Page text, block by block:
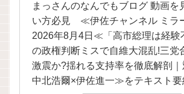
まっさんのなんでもブログ 動画を
い方必見 ≪伊佐チャンネル ミラ
2026年8月4日≪「高市総理は経験
の政権判断ミスで自維大混乱!三党
激震か?揺れる支持率を徹底解剖
中北浩爾×伊佐進一≫をテキスト要